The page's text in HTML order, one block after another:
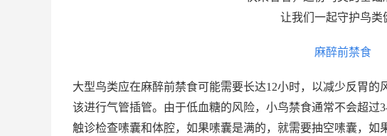
让我们一起守护鸟类
麻醉前禁食
大型鸟类应在麻醉前禁食可能需要长达12小时，以减少反胃
该进行气管插管。由于低血糖的风险，小鸟禁食通常不会超过
触诊检查嗉囊和体腔，如果嗉囊是满的，就需要抽空嗉囊，如